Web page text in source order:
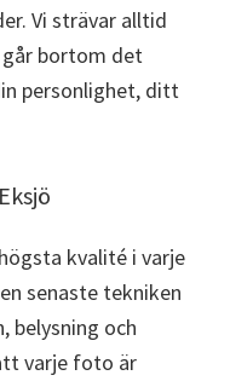
Vi strävar alltid
bortom det
personlighet, ditt
kvalité i varje
senaste tekniken
belysning och
varje foto är